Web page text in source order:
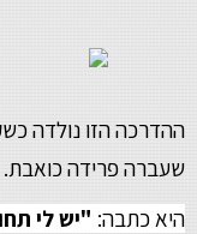
ההדרכה הזו נולדה
שעברה פרידה כואבת.
היא כתבה: "יש לי